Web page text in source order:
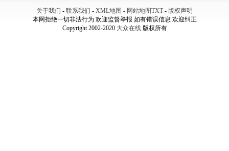
关于我们 - 联系我们 - XML地图 - 网站地图TXT- 版权声明
本网拒绝一切非法行为 欢迎监督举报 如有错误信息 欢迎纠正
Copyright 2002-2020 大众在线版权所有